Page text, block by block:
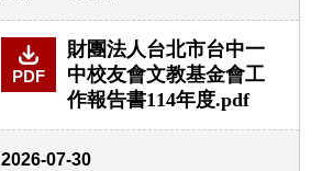
PDF
財團法人台北市台中一
中校友會文教基金會工
作報告書114年度.pdf
2026-07-30